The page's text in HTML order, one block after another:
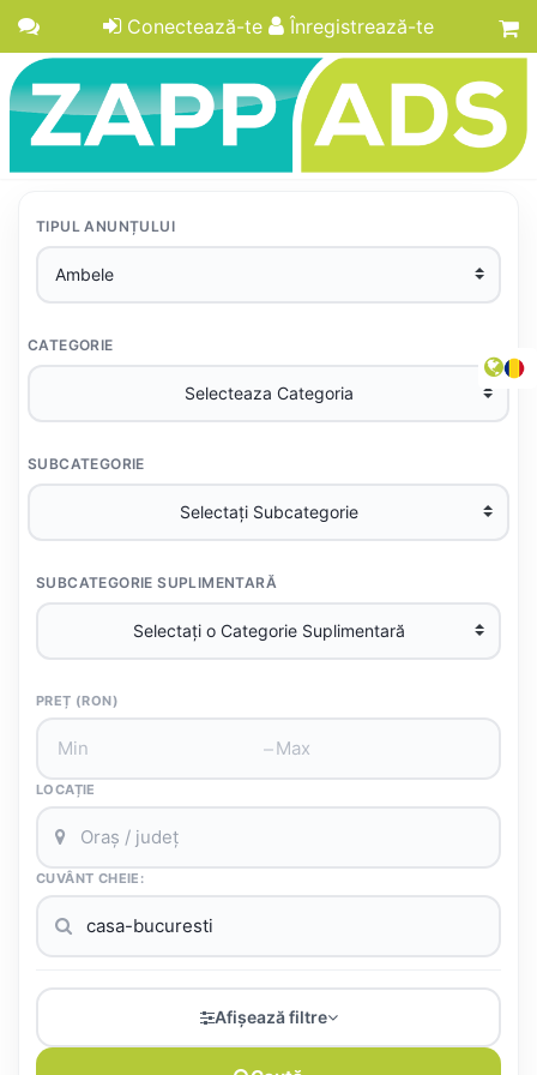
Conectează-te Înregistrează-te
TIPUL ANUNȚULUI
CATEGORIE
SUBCATEGORIE
SUBCATEGORIE SUPLIMENTARĂ
PREȚ (RON)
–
LOCAȚIE
CUVÂNT CHEIE:
Afișează filtre